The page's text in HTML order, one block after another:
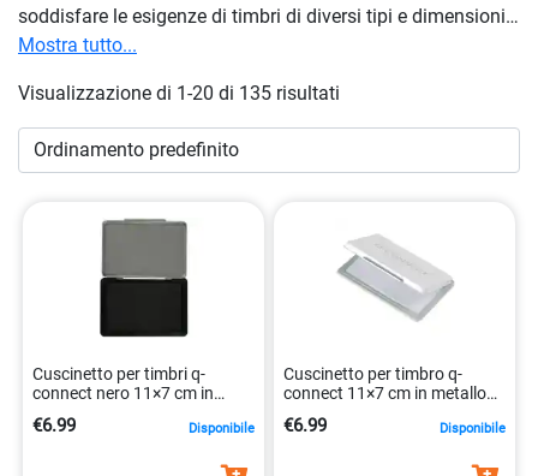
soddisfare le esigenze di timbri di diversi tipi e dimensioni.
Scegli tra una varietà di formati e colori per personalizzare
professionali. Rinnova il tuo set di timbri con i migliori
cuscinetti per timbrodisponibili. Scegli la qualità, scegli la
versatilità – Scegli i nostri cuscinetti per timbro per una
Mostra tutto...
Visualizzazione di 1-20 di 135 risultati
Cuscinetto per timbri q-
connect nero 11×7 cm in
€6.99 Disponibile
Cuscinetto per timbro q-
connect 11×7 cm in metallo
5705831252141
€6.99 Disponibile